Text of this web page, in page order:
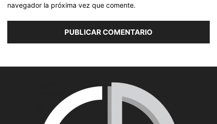
navegador la próxima vez que comente.